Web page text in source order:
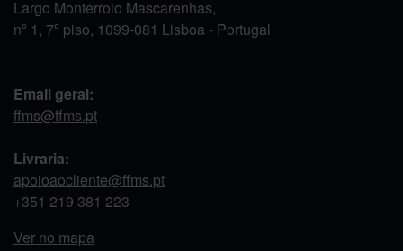
Largo Monterroio Mascarenhas,
nº 1, 7º piso, 1099-081 Lisboa - Portugal
Email geral:
ffms@ffms.pt
Livraria:
apoioaocliente@ffms.pt
+351 219 381 223
Ver no mapa